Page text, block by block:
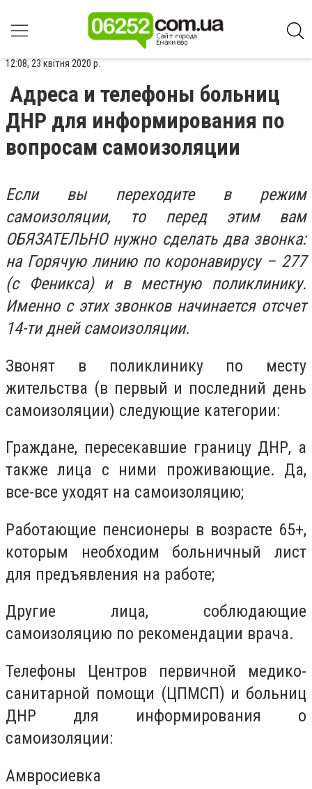
12:08, 23 квітня 2020 р.
Адреса и телефоны больниц
ДНР для информирования по
вопросам самоизоляции
Если вы переходите в режим
самоизоляции, то перед этим вам
ОБЯЗАТЕЛЬНО нужно сделать два звонка:
на Горячую линию по коронавирусу – 277
(с Феникса) и в местную поликлинику.
Именно с этих звонков начинается отсчет
14-ти дней самоизоляции.
Звонят в поликлинику по месту
жительства (в первый и последний день
самоизоляции) следующие категории:
Граждане, пересекавшие границу ДНР, а
также лица с ними проживающие. Да,
все-все уходят на самоизоляцию;
Работающие пенсионеры в возрасте 65+,
которым необходим больничный лист
для предъявления на работе;
Другие лица, соблюдающие
самоизоляцию по рекомендации врача.
Телефоны Центров первичной медико-
санитарной помощи (ЦПМСП) и больниц
ДНР для информирования о
самоизоляции:
Амвросиевка